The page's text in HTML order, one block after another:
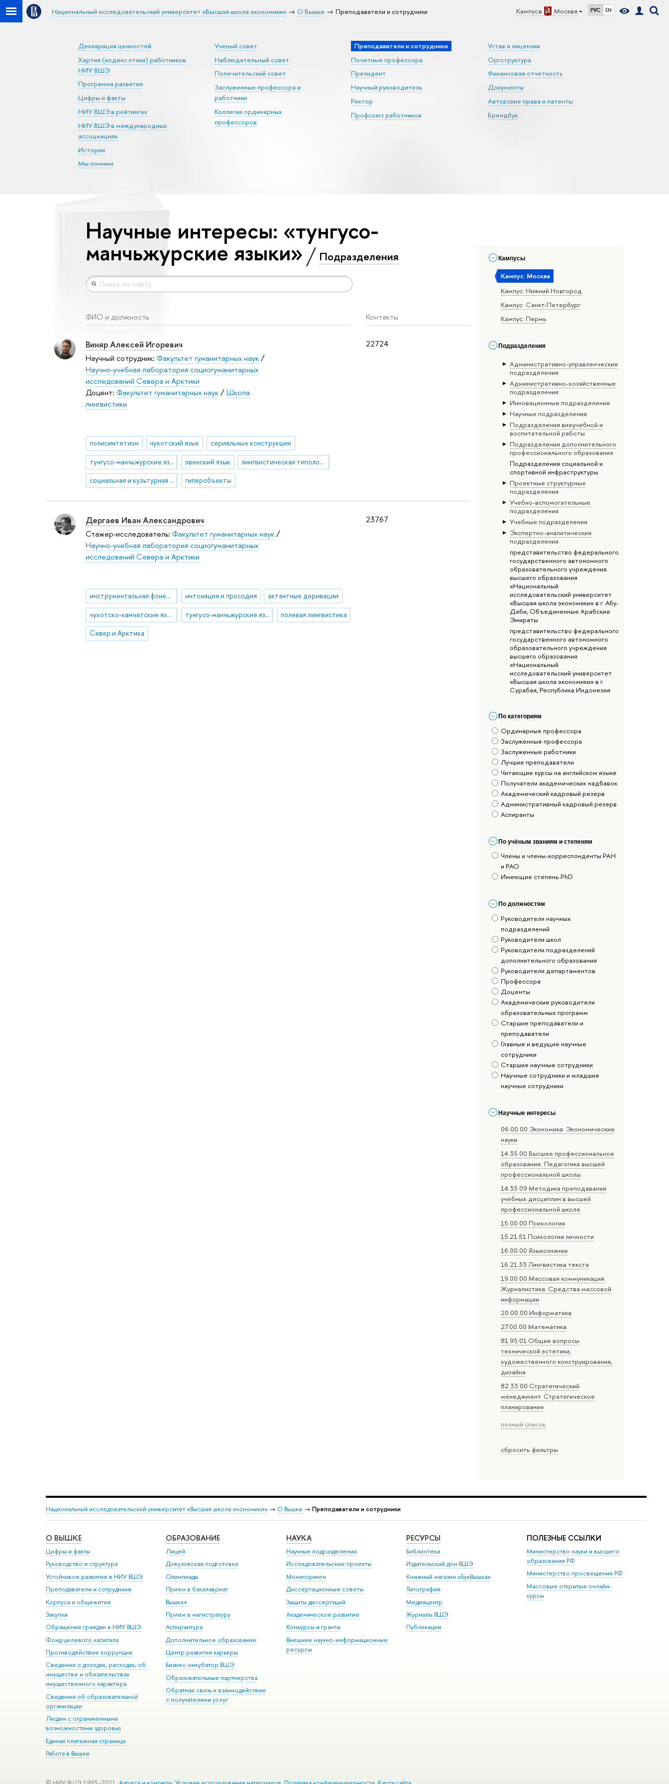
Кампус в Москве РУС EN
Национальный исследовательский университет «Высшая школа экономики» О Вышке Преподаватели и сотрудники
Декларация ценностей
Хартия (кодекс этики) работников
НИУ ВШЭ
Программа развития
Цифры и факты
НИУ ВШЭ в рейтингах
НИУ ВШЭ в международных
ассоциациях
История
Мы помним
Ученый совет
Наблюдательный совет
Попечительский совет
Заслуженные профессора и
работники
Коллегия ординарных
профессоров
Преподаватели и сотрудники
Почетные профессора
Президент
Научный руководитель
Ректор
Профсоюз работников
Устав и лицензии
Оргструктура
Финансовая отчетность
Документы
Авторские права и патенты
Брендбук
Кампусы
Кампус: Москва
Кампус: Нижний Новгород
Кампус: Санкт-Петербург
Кампус: Пермь
Подразделения
Административно-управленческие
подразделения
Административно-хозяйственные
подразделения
Инновационные подразделения
Научные подразделения
Подразделения внеучебной и
воспитательной работы
Подразделения дополнительного
профессионального образования
Подразделения социальной и
спортивной инфраструктуры
Проектные структурные
подразделения
Учебно-вспомогательные
подразделения
Учебные подразделения
Экспертно-аналитические
подразделения
представительство федерального
государственного автономного
образовательного учреждения
высшего образования
«Национальный
исследовательский университет
«Высшая школа экономики» в г. Абу-
Даби, Объединенные Арабские
Эмираты
представительство федерального
государственного автономного
образовательного учреждения
высшего образования
«Национальный
исследовательский университет
«Высшая школа экономики» в г.
Сурабая, Республика Индонезия
По категориям
Ординарные профессора
Заслуженные профессора
Заслуженные работники
Лучшие преподаватели
Читающие курсы на английском языке
Получатели академических надбавок
Академический кадровый резерв
Административный кадровый резерв
Аспиранты
По учёным званиям и степеням
Члены и члены-корреспонденты РАН
и РАО
Имеющие степень PhD
По должностям
Руководители научных
подразделений
Руководители школ
Руководители подразделений
дополнительного образования
Руководители департаментов
Профессора
Доценты
Академические руководители
образовательных программ
Старшие преподаватели и
преподаватели
Главные и ведущие научные
сотрудники
Старшие научные сотрудники
Научные сотрудники и младшие
научные сотрудники
Научные интересы
06.00.00 Экономика. Экономические
науки
14.35.00 Высшее профессиональное
образование. Педагогика высшей
профессиональной школы
14.35.09 Методика преподавания
учебных дисциплин в высшей
профессиональной школе
15.00.00 Психология
15.21.51 Психология личности
16.00.00 Языкознание
16.21.33 Лингвистика текста
19.00.00 Массовая коммуникация.
Журналистика. Средства массовой
информации
20.00.00 Информатика
27.00.00 Математика
81.95.01 Общие вопросы
технической эстетики,
художественного конструирования,
дизайна
82.33.00 Стратегический
менеджмент. Стратегическое
планирование
полный список
сбросить фильтры
Научные интересы: «тунгусо-
манчьжурские языки» Подразделения
ФИО и должность Контакты
22724
Виняр Алексей Игоревич
Научный сотрудник: Факультет гуманитарных наук/
Научно-учебная лаборатория социогуманитарных
исследований Севера и Арктики
Доцент: Факультет гуманитарных наук/Школа
лингвистики
полисинтетизм чукотский язык сериальные конструкции
тунгусо-манчьжурские языки эвенский язык лингвистическая типология
социальная и культурная антропология гиперобъекты
23767
Дергаев Иван Александрович
Стажер-исследователь: Факультет гуманитарных наук/
Научно-учебная лаборатория социогуманитарных
исследований Севера и Арктики
инструментальная фонетика интонация и просодия актантные деривации
чукотско-камчатские языки тунгусо-манчьжурские языки полевая лингвистика
Север и Арктика
Национальный исследовательский университет «Высшая школа экономики» → О Вышке → Преподаватели и сотрудники
О ВЫШКЕ
Цифры и факты
Руководство и структура
Устойчивое развитие в НИУ ВШЭ
Преподаватели и сотрудники
Корпуса и общежития
Закупки
Обращения граждан в НИУ ВШЭ
Фонд целевого капитала
Противодействие коррупции
Сведения о доходах, расходах, об
имуществе и обязательствах
имущественного характера
Сведения об образовательной
организации
Людям с ограниченными
возможностями здоровья
Единая платежная страница
Работа в Вышке
ОБРАЗОВАНИЕ
Лицей
Довузовская подготовка
Олимпиады
Прием в бакалавриат
Вышка+
Прием в магистратуру
Аспирантура
Дополнительное образование
Центр развития карьеры
Бизнес-инкубатор ВШЭ
Образовательные партнерства
Обратная связь и взаимодействие
с получателями услуг
НАУКА
Научные подразделения
Исследовательские проекты
Мониторинги
Диссертационные советы
Защиты диссертаций
Академическое развитие
Конкурсы и гранты
Внешние научно-информационные
ресурсы
РЕСУРСЫ
Библиотека
Издательский дом ВШЭ
Книжный магазин «БукВышка»
Типография
Медиацентр
Журналы ВШЭ
Публикации
ПОЛЕЗНЫЕ ССЫЛКИ
Министерство науки и высшего
образования РФ
Министерство просвещения РФ
Массовые открытые онлайн-
курсы